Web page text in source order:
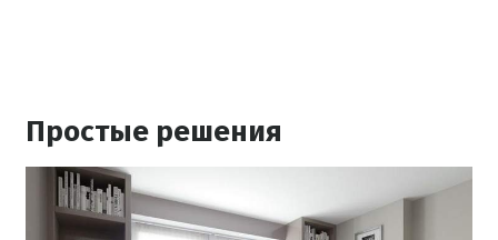
Простые решения